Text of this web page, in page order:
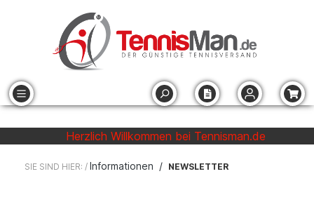
Herzlich Willkommen bei Tennisman.de
SIE SIND HIER: / Informationen / NEWSLETTER